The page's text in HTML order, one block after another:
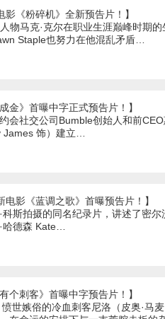
影《粉碎机》全新预告片！】
物马克·克尔在职业生涯巅峰时期
Staple也努力在他混乱矛盾…
金》首曝中字正式预告片！】
会社交公司Bumble创始人和前
James 饰）建立…
电影《蓝调之歌》首曝预告片！】
科斯拍摄的同名纪录片，讲述了密
哈德森 Kate…
个刺客》首曝中字预告片！】
世嫉俗的冷血刺客尼洛（皮奥·马